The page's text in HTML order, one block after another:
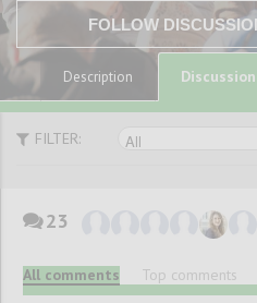
FOLLOW
Description Discussion
FILTER:
P1
spätestens seit dem
23
All comments Top comments